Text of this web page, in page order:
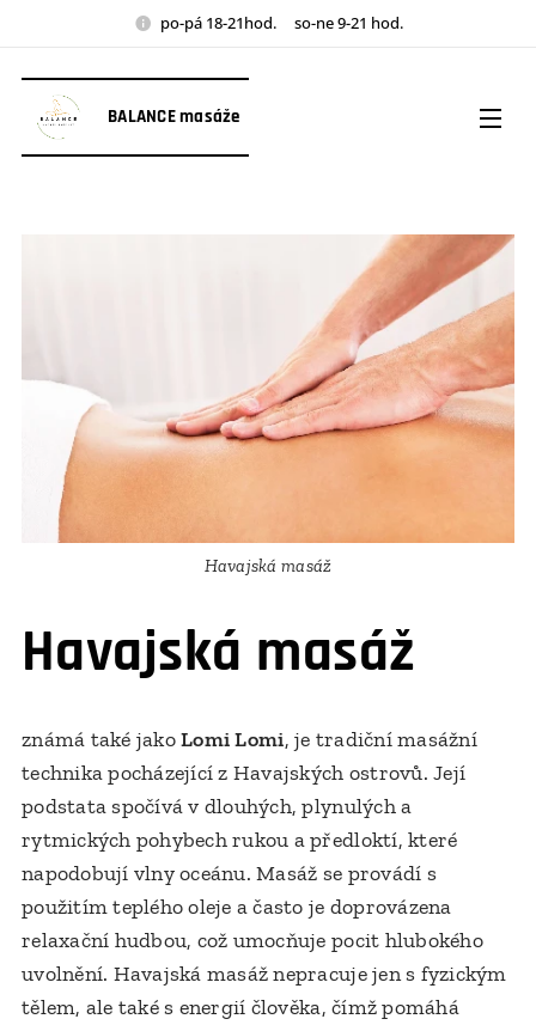
po-pá 18-21hod. so-ne 9-21 hod.
BALANCE masáže
Havajská masáž
Havajská masáž
známá také jakoLomi Lomi, je tradiční masážní
technika pocházející z Havajských ostrovů. Její
podstata spočívá v dlouhých, plynulých a
rytmických pohybech rukou a předloktí, které
napodobují vlny oceánu. Masáž se provádí s
použitím teplého oleje a často je doprovázena
relaxační hudbou, což umocňuje pocit hlubokého
uvolnění. Havajská masáž nepracuje jen s fyzickým
tělem, ale také s energií člověka, čímž pomáhá